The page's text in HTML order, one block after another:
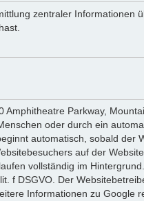
zentraler Informationen
Parkway,
oder durch ein
automatisch, sobald der
auf der
vollständig im
f DSGVO. Der
Informationen zu Google